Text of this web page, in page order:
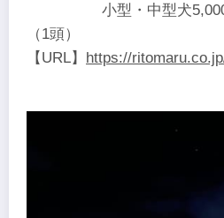
小型・中型犬5,000円
（1頭）
【URL】 https://